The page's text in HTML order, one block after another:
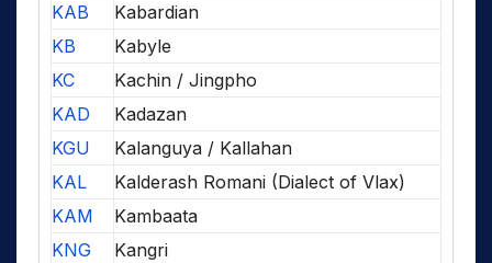
KAB
Kabardian
KB
Kabyle
KC
Kachin / Jingpho
KAD
Kadazan
KGU
Kalanguya / Kallahan
KAL
Kalderash Romani (Dialect of Vlax)
KAM
Kambaata
KNG
Kangri